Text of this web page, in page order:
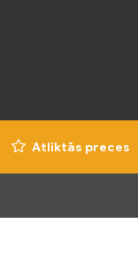
Atliktās preces